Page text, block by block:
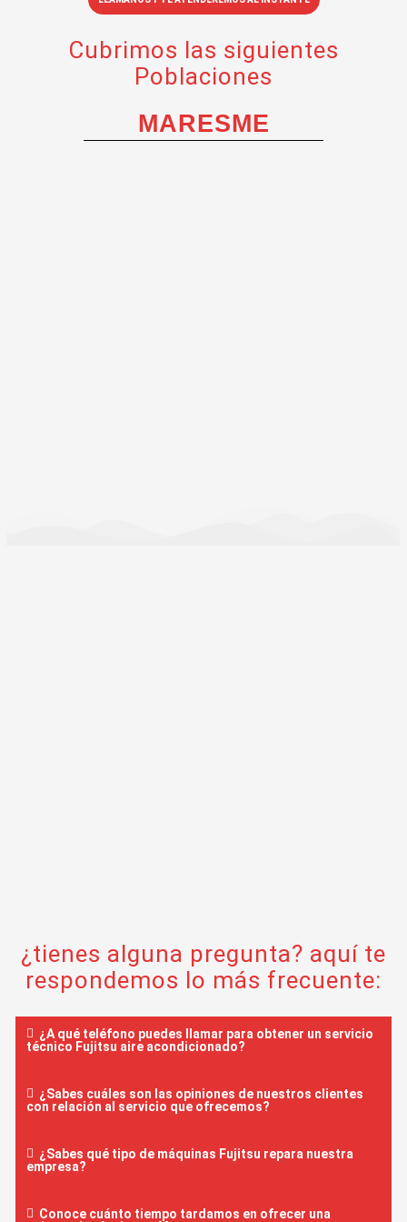
Cubrimos las siguientes
Poblaciones
MARESME
¿tienes alguna pregunta? aquí te
respondemos lo más frecuente:
¿A qué teléfono puedes llamar para obtener un servicio
técnico Fujitsu aire acondicionado?
¿Sabes cuáles son las opiniones de nuestros clientes
con relación al servicio que ofrecemos?
¿Sabes qué tipo de máquinas Fujitsu repara nuestra
empresa?
Conoce cuánto tiempo tardamos en ofrecer una